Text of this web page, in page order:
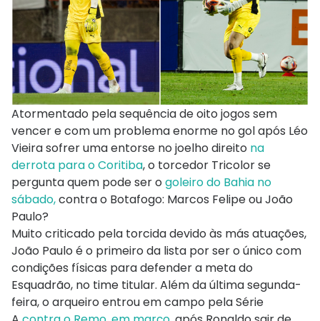
Atormentado pela sequência de oito jogos sem
vencer e com um problema enorme no gol após Léo
Vieira sofrer uma entorse no joelho direito na
derrota para o Coritiba, o torcedor Tricolor se
pergunta quem pode ser o goleiro do Bahia no
sábado,contra o Botafogo: Marcos Felipe ou João
Paulo?
Muito criticado pela torcida devido às más atuações,
João Paulo é o primeiro da lista por ser o único com
condições físicas para defender a meta do
Esquadrão, no time titular. Além da última segunda-
feira, o arqueiro entrou em campo pela Série